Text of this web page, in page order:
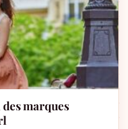
des marques